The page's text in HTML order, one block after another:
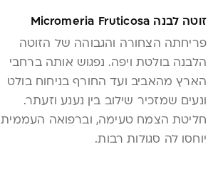
זוטה לבנה Micromeria Fruticosa
פריחתה הצחורה והגבוהה של הזוטה
הלבנה בולטת ויפה. נפגוש אותה ברחבי
הארץ מהאביב ועד החורף בניחוח בולט
ונעים שמזכיר שילוב בין נענע וזעתר.
חליטת הצמח טעימה, וברפואה העממית
יוחסו לה סגולות רבות.